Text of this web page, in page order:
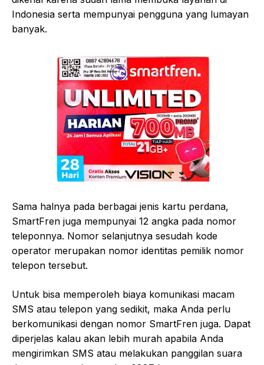
Indonesia serta mempunyai pengguna yang lumayan
banyak.
Sama halnya pada berbagai jenis kartu perdana,
SmartFren juga mempunyai 12 angka pada nomor
teleponnya. Nomor selanjutnya sesudah kode
operator merupakan nomor identitas pemilik nomor
telepon tersebut.
Untuk bisa memperoleh biaya komunikasi macam
SMS atau telepon yang sedikit, maka Anda perlu
berkomunikasi dengan nomor SmartFren juga. Dapat
diperjelas kalau akan lebih murah apabila Anda
mengirimkan SMS atau melakukan panggilan suara